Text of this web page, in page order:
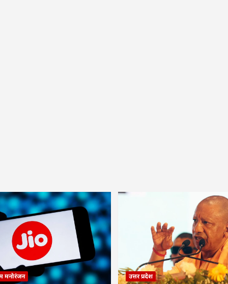
मनोरंजन उत्तर प्रदेश